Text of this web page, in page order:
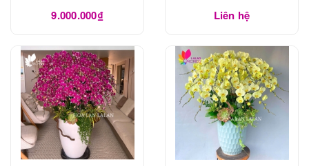
LHD1190
9.000.000₫ Liên hệ